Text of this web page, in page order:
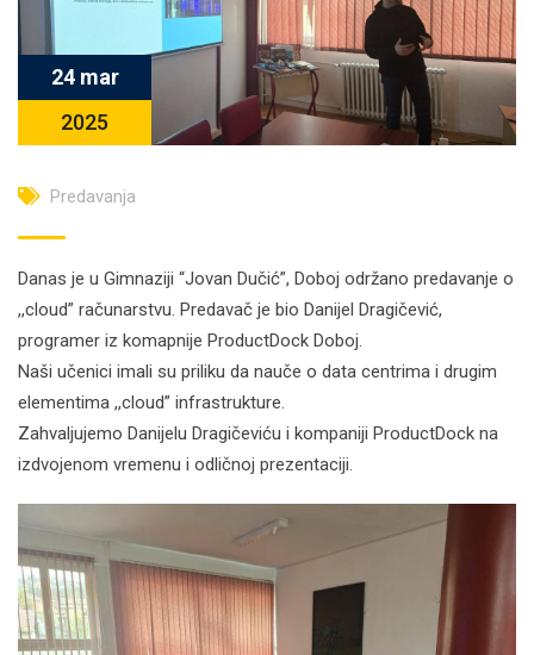
24 mar
2025
Predavanja
Danas je u Gimnaziji “Jovan Dučić”, Doboj održano predavanje o
,,cloud” računarstvu. Predavač je bio Danijel Dragičević,
programer iz komapnije ProductDock Doboj.
Naši učenici imali su priliku da nauče o data centrima i drugim
elementima ,,cloud” infrastrukture.
Zahvaljujemo Danijelu Dragičeviću i kompaniji ProductDock na
izdvojenom vremenu i odličnoj prezentaciji.